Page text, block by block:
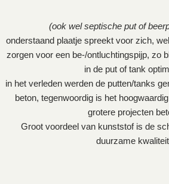
(ook wel septische put of
onderstaand plaatje spreekt voor zich,
zorgen voor een be-/ontluchtingspijp, zo
in de put of tank
in het verleden werden de putten/tanks
beton, tegenwoordig is het
grotere projecten
Groot voordeel van kunststof is de
duurzame